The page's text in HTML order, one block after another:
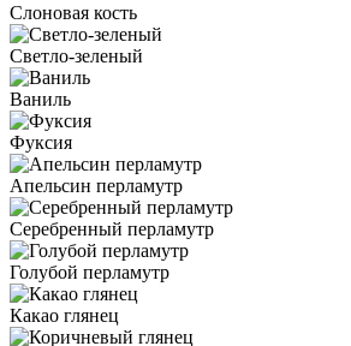
Слоновая кость
Светло-зеленый
Ваниль
Фуксия
Апельсин перламутр
Серебренный перламутр
Голубой перламутр
Какао глянец